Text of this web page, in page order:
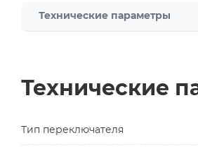
Технические параметры
Технические
Тип переключателя